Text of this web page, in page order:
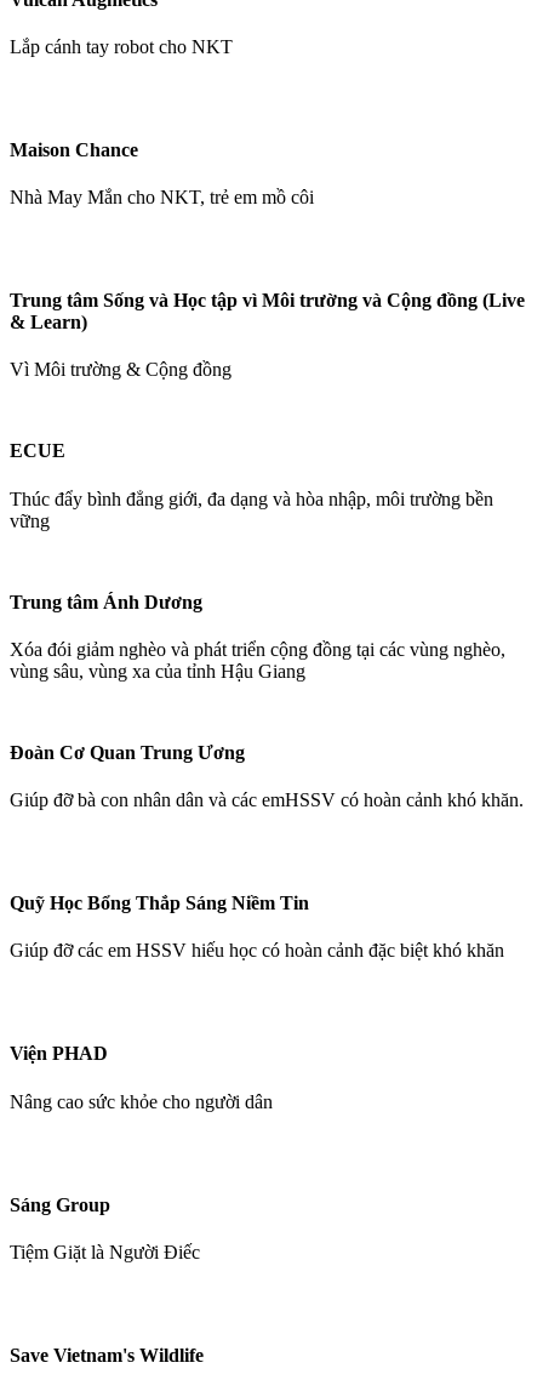
Lắp cánh tay robot cho NKT
Maison Chance
Nhà May Mắn cho NKT, trẻ em mồ côi
Trung tâm Sống và Học tập vì Môi trường và Cộng đồng (Live
& Learn)
Vì Môi trường & Cộng đồng
ECUE
Thúc đẩy bình đẳng giới, đa dạng và hòa nhập, môi trường bền
vững
Trung tâm Ánh Dương
Xóa đói giảm nghèo và phát triển cộng đồng tại các vùng nghèo,
vùng sâu, vùng xa của tỉnh Hậu Giang
Đoàn Cơ Quan Trung Ương
Giúp đỡ bà con nhân dân và các emHSSV có hoàn cảnh khó khăn.
Quỹ Học Bổng Thắp Sáng Niềm Tin
Giúp đỡ các em HSSV hiếu học có hoàn cảnh đặc biệt khó khăn
Viện PHAD
Nâng cao sức khỏe cho người dân
Sáng Group
Tiệm Giặt là Người Điếc
Save Vietnam's Wildlife